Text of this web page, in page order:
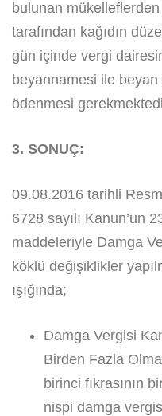
bulunan
tarafından kağıdın
gün içinde vergi
beyannamesi ile
ödenmesi
3. SONUÇ:
09.08.2016 tarihli
6728 sayılı Kanun’un
maddeleriyle Damga
köklü değişiklikler
ışığında;
Damga Vergisi
Birden Fazla
birinci fıkrasının
nispi damga